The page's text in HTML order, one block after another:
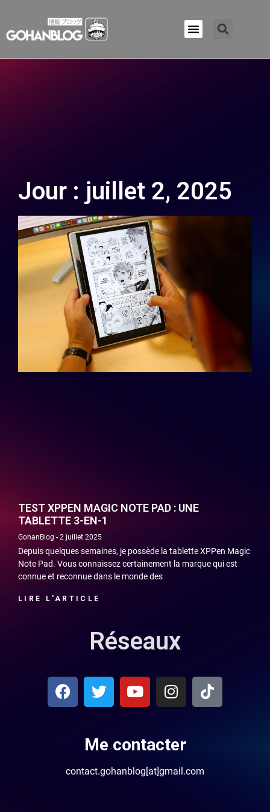
Jour : juillet 2, 2025
TEST XPPEN MAGIC NOTE PAD : UNE
TABLETTE 3-EN-1
GohanBlog 2 juillet 2025
Depuis quelques semaines, je possède la tablette XPPen Magic
Note Pad. Vous connaissez certainement la marque qui est
connue et reconnue dans le monde des
LIRE L'ARTICLE
Réseaux
Me contacter
contact.gohanblog[at]gmail.com